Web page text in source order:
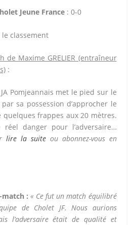
Jeune France : 0-0
classement
de Maxime GRELIER (entraîneur
:
JA Pomjeannais met le pied sur le
sa possession d’approcher le
quelques frappes aux 20 mètres.
danger pour l’adversaire…
lire la suiteou abonnez-vous en
match : « Ce fut un match équilibré
de Cholet JF. Nous aurions
l’adversaire était de qualité et